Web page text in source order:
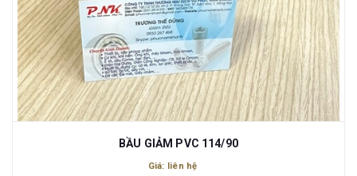
BẦU GIẢM PVC 114/90
Giá: liên hệ